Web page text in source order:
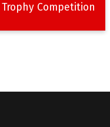
Competition